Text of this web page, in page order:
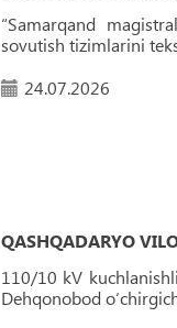
“Samarqand
sovutish tizimlarini
24.07.2026
QASHQADARYO
110/10 kV
Dehqonobod